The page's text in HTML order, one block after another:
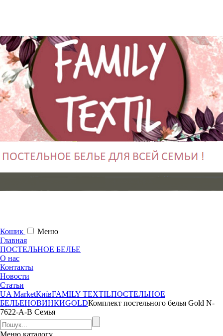
Кошик
Меню
Главная
ПОСТЕЛЬНОЕ БЕЛЬЕ
О нас
Контакты
Новости
Статьи
UA MarketКиївFAMILY TEXTILПОСТЕЛЬНОЕ
БЕЛЬЕНОВИНКИGOLDКомплект постельного белья Gold N-
7622-A-B Семья
Меню каталогу